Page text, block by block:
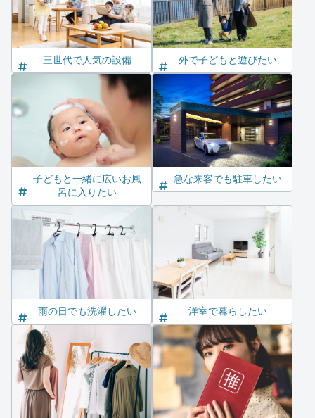
三世代で人気の設備 外で子どもと遊びたい
子どもと一緒に広いお風
呂に入りたい
急な来客でも駐車したい
雨の日でも洗濯したい 洋室で暮らしたい